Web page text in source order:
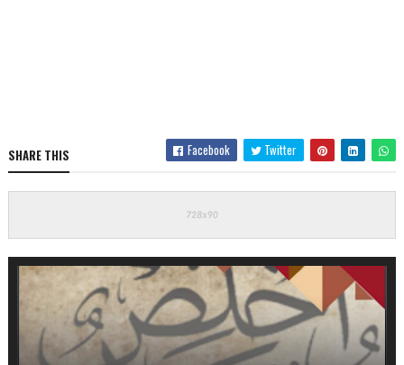
SHARE THIS Facebook Twitter